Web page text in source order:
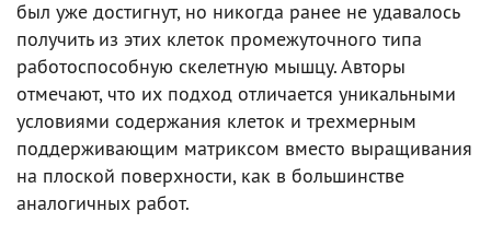
был уже достигнут, но никогда ранее не удавалось
получить из этих клеток промежуточного типа
работоспособную скелетную мышцу. Авторы
отмечают, что их подход отличается уникальными
условиями содержания клеток и трехмерным
поддерживающим матриксом вместо выращивания
на плоской поверхности, как в большинстве
аналогичных работ.